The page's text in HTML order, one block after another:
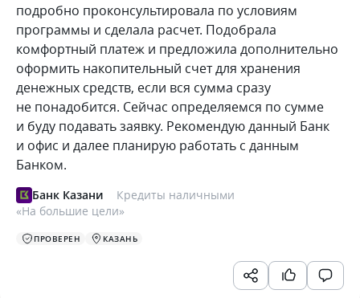
подробно проконсультировала по условиям
программы и сделала расчет. Подобрала
комфортный платеж и предложила дополнительно
оформить накопительный счет для хранения
денежных средств, если вся сумма сразу
не понадобится. Сейчас определяемся по сумме
и буду подавать заявку. Рекомендую данный Банк
и офис и далее планирую работать с данным
Банком.
Банк Казани
Кредиты наличными
«На большие цели»
ПРОВЕРЕН КАЗАНЬ